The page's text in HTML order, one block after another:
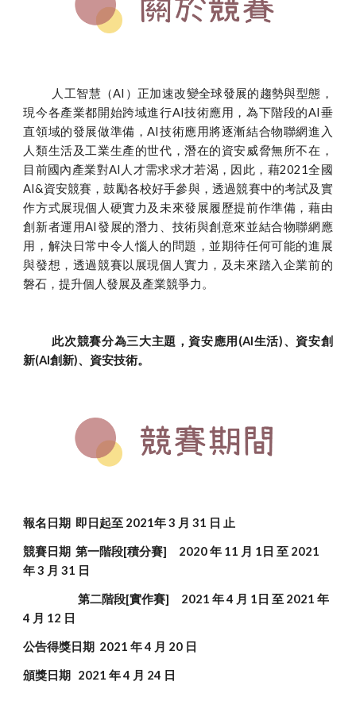
人工智慧（AI）正加速改變全球發展的趨勢與型態，
現今各產業都開始跨域進行AI技術應用，為下階段的AI垂
直領域的發展做準備，AI技術應用將逐漸結合物聯網進入
人類生活及工業生產的世代，潛在的資安威脅無所不在，
目前國內產業對AI人才需求求才若渴，因此，藉2021全國
AI&資安競賽，鼓勵各校好手參與，透過競賽中的考試及實
作方式展現個人硬實力及未來發展履歷提前作準備，藉由
創新者運用AI發展的潛力、技術與創意來並結合物聯網應
用，解決日常中令人惱人的問題，並期待任何可能的進展
與發想，透過競賽以展現個人實力，及未來踏入企業前的
磐石，提升個人發展及產業競爭力。
此次競賽分為三大主題，資安應用(AI生活)、資安創
新(AI創新)、資安技術。
報名日期  即日起至 2021年 3 月 31 日 止
競賽日期  第一階段[積分賽]     2020 年 11 月 1日 至 2021
年 3 月 31 日
                       第二階段[實作賽]     2021 年 4 月 1日 至 2021 年
4 月 12 日
公告得獎日期  2021 年 4 月 20 日
頒獎日期   2021 年 4 月 24 日